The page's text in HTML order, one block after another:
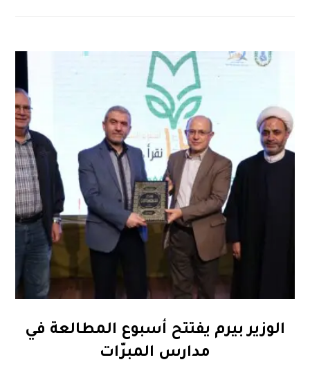
الوزير بيرم يفتتح أسبوع المطالعة في
مدارس المبرّات